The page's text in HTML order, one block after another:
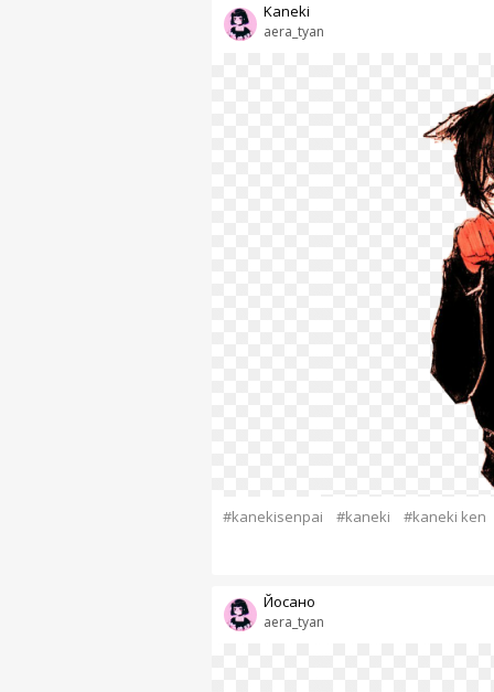
aera_tyan
Kaneki
#kanekisenpai #kaneki #kaneki ken
aera_tyan
Йосано